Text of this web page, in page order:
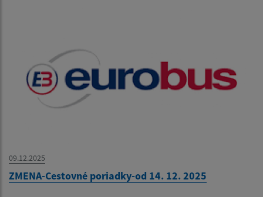
09.12.2025
ZMENA-Cestovné poriadky-od 14. 12. 2025